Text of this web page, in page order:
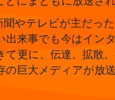
聞やテレビが主だっ
出来事でも今はイン
て更に、伝達、拡散
の巨大メディアが放